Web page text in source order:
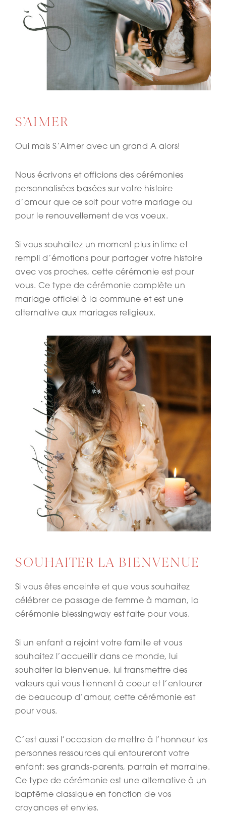
S’AIMER
Oui mais S’Aimer avec un grand A alors!
Nous écrivons et officions des cérémonies
personnalisées basées sur votre histoire
d’amour que ce soit pour votre mariage ou
pour le renouvellement de vos voeux.
Si vous souhaitez un moment plus intime et
rempli d’émotions pour partager votre histoire
avec vos proches, cette cérémonie est pour
vous. Ce type de cérémonie complète un
mariage officiel à la commune et est une
alternative aux mariages religieux.
SOUHAITER LA BIENVENUE
Si vous êtes enceinte et que vous souhaitez
célébrer ce passage de femme à maman, la
cérémonie blessingway est faite pour vous.
Si un enfant a rejoint votre famille et vous
souhaitez l’accueillir dans ce monde, lui
souhaiter la bienvenue, lui transmettre des
valeurs qui vous tiennent à coeur et l’entourer
de beaucoup d’amour, cette cérémonie est
pour vous.
C’est aussi l’occasion de mettre à l’honneur les
personnes ressources qui entoureront votre
enfant: ses grands-parents, parrain et marraine.
Ce type de cérémonie est une alternative à un
baptême classique en fonction de vos
croyances et envies.